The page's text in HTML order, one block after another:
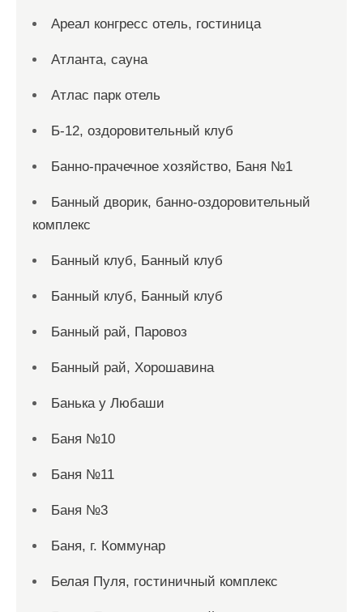
Ареал конгресс отель, гостиница
Атланта, сауна
Атлас парк отель
Б-12, оздоровительный клуб
Банно-прачечное хозяйство, Баня №1
Банный дворик, банно-оздоровительный
комплекс
Банный клуб, Банный клуб
Банный клуб, Банный клуб
Банный рай, Паровоз
Банный рай, Хорошавина
Банька у Любаши
Баня №10
Баня №11
Баня №3
Баня, г. Коммунар
Белая Пуля, гостиничный комплекс